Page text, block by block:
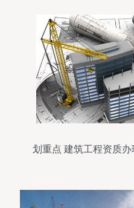
划重点 建筑工程资质